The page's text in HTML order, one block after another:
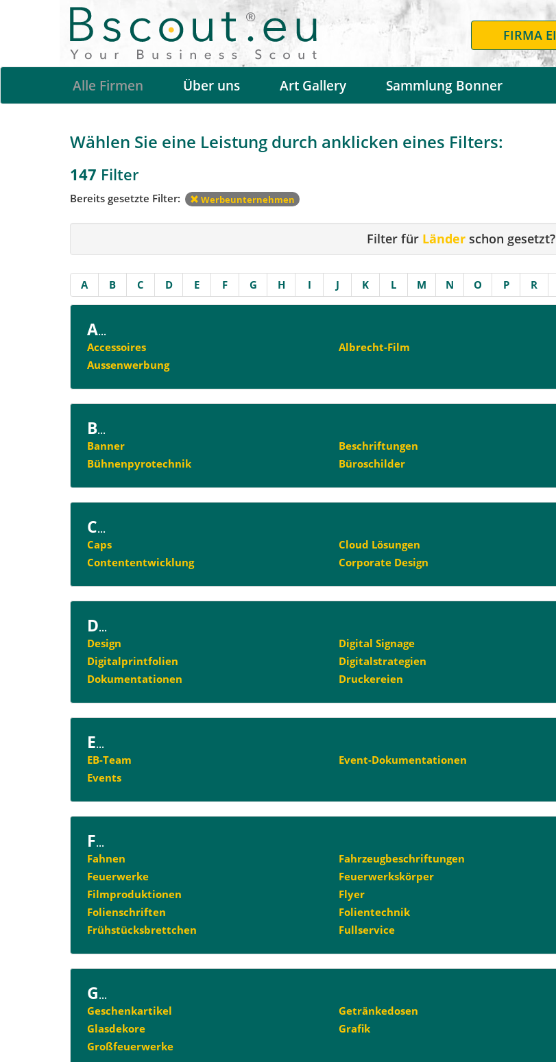
FIRMA
Alle Firmen Über uns Art Gallery Sammlung Bonner
Wählen Sie eine Leistung durch anklicken eines Filters:
147 Filter
Bereits gesetzte Filter: Werbeunternehmen
Filter für Länderschon gesetzt?
A B C D E F G H I J K L M N O P R
A...
Accessoires
Albrecht-Film
Aussenwerbung
B...
Banner
Beschriftungen
Bühnenpyrotechnik
Büroschilder
C...
Caps
Cloud Lösungen
Contententwicklung
Corporate Design
D...
Design
Digital Signage
Digitalprintfolien
Digitalstrategien
Dokumentationen
Druckereien
E...
EB-Team
Event-Dokumentationen
Events
F...
Fahnen
Fahrzeugbeschriftungen
Feuerwerke
Feuerwerkskörper
Filmproduktionen
Flyer
Folienschriften
Folientechnik
Frühstücksbrettchen
Fullservice
G...
Geschenkartikel
Getränkedosen
Glasdekore
Grafik
Großfeuerwerke